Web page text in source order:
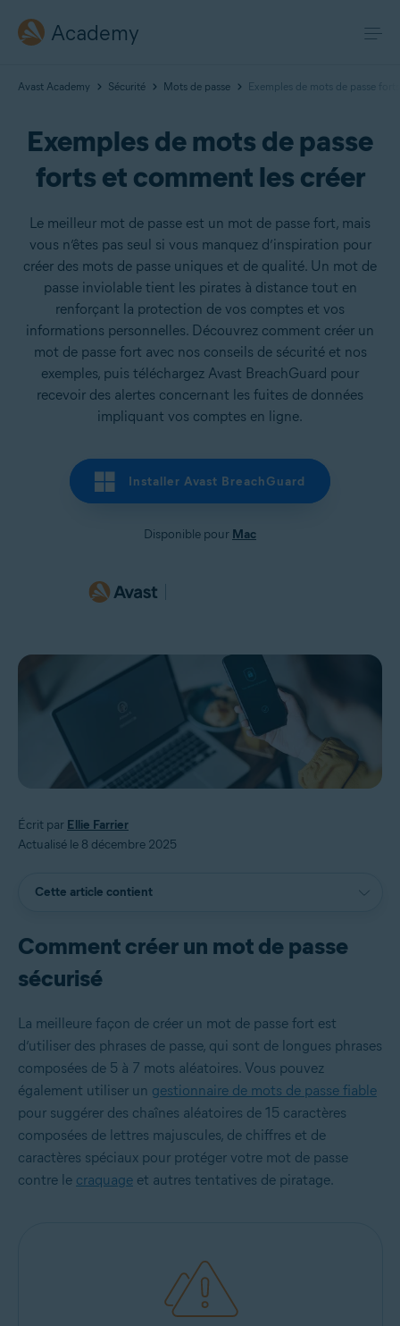
Academy
Avast Academy Sécurité Mots de passe Exemples de mots de passe
Exemples de mots de passe
forts et comment les créer
Le meilleur mot de passe est un mot de passe fort, mais
vous n’êtes pas seul si vous manquez d’inspiration pour
créer des mots de passe uniques et de qualité. Un mot de
passe inviolable tient les pirates à distance tout en
renforçant la protection de vos comptes et vos
informations personnelles. Découvrez comment créer un
mot de passe fort avec nos conseils de sécurité et nos
exemples, puis téléchargez Avast BreachGuard pour
recevoir des alertes concernant les fuites de données
impliquant vos comptes en ligne.
Installer Avast BreachGuard
Disponible pour Mac
Écrit par Ellie Farrier
Actualisé le 8 décembre 2025
Cette article contient
Comment créer un mot de passe
sécurisé
La meilleure façon de créer un mot de passe fort est
d’utiliser des phrases de passe, qui sont de longues phrases
composées de 5 à 7 mots aléatoires. Vous pouvez
également utiliser un gestionnaire de mots de passe fiable
pour suggérer des chaînes aléatoires de 15 caractères
composées de lettres majuscules, de chiffres et de
caractères spéciaux pour protéger votre mot de passe
contre le craquage et autres tentatives de piratage.